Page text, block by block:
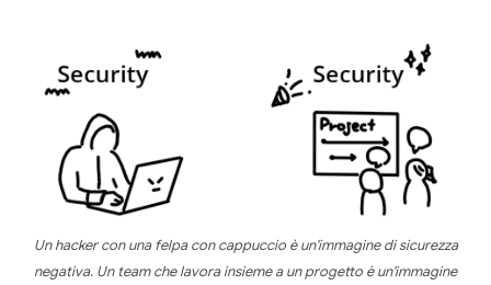
Un hacker con una felpa con cappuccio è un'immagine di sicurezza
negativa. Un team che lavora insieme a un progetto è un'immagine